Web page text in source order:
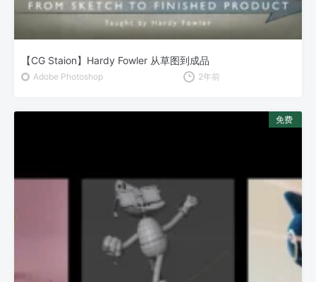
【CG Staion】Hardy Fowler 从草图到成品
Adobe Photoshop 2年前